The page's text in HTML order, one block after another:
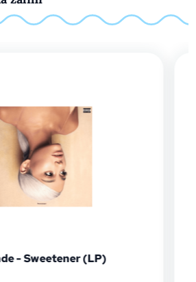
- Sweetener (LP)